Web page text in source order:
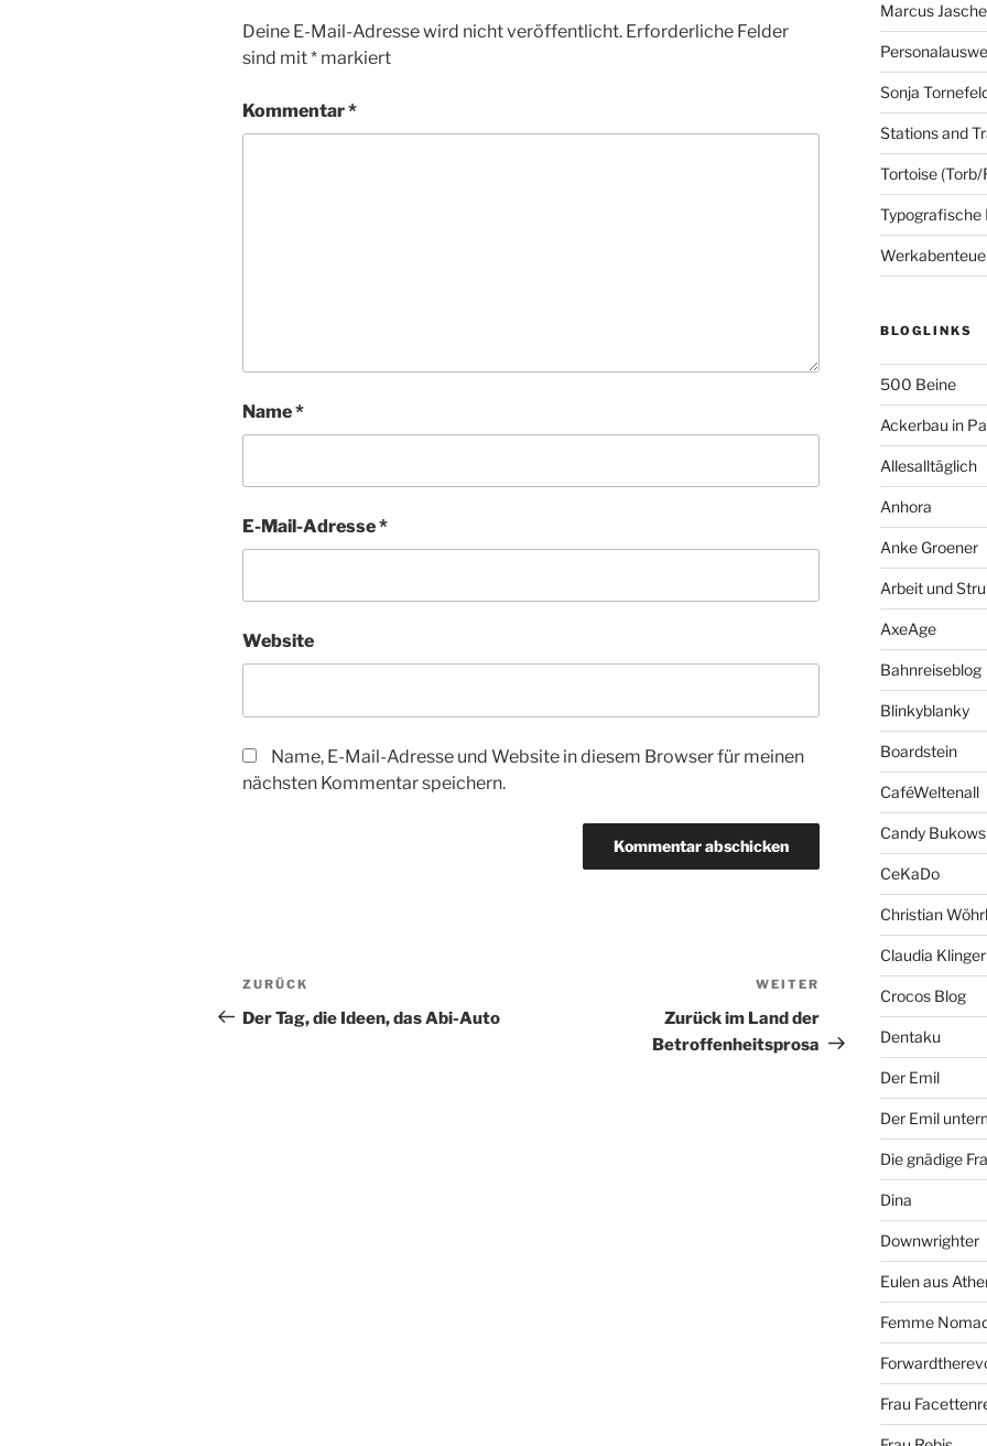
Deine E-Mail-Adresse wird nicht veröffentlicht. Erforderliche Felder
sind mit* markiert
Kommentar*
Name*
E-Mail-Adresse*
Website
Name, E-Mail-Adresse und Website in diesem Browser für meinen
nächsten Kommentar speichern.
Beitragsnavigation
Vorheriger
Beitrag
ZURÜCK
Der Tag, die Ideen, das Abi-Auto
Nächster
Beitrag
WEITER
Zurück im Land der
Betroffenheitsprosa
Marcus
Sonja
Stations and
Tortoise (Torb/
Typografische
BLOGLINKS
500 Beine
Ackerbau in
Allesalltäglich
Anhora
Anke Groener
Arbeit und
AxeAge
Bahnreiseblog
Blinkyblanky
Boardstein
CaféWeltenall
Candy
CeKaDo
Christian Wöhrl
Claudia Klinger
Crocos Blog
Dentaku
Der Emil
Der Emil
Die gnädige
Dina
Downwrighter
Eulen aus
Femme
Frau